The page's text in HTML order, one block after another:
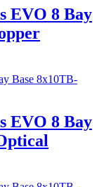
EVO 8 Bay
EVO 8 Bay